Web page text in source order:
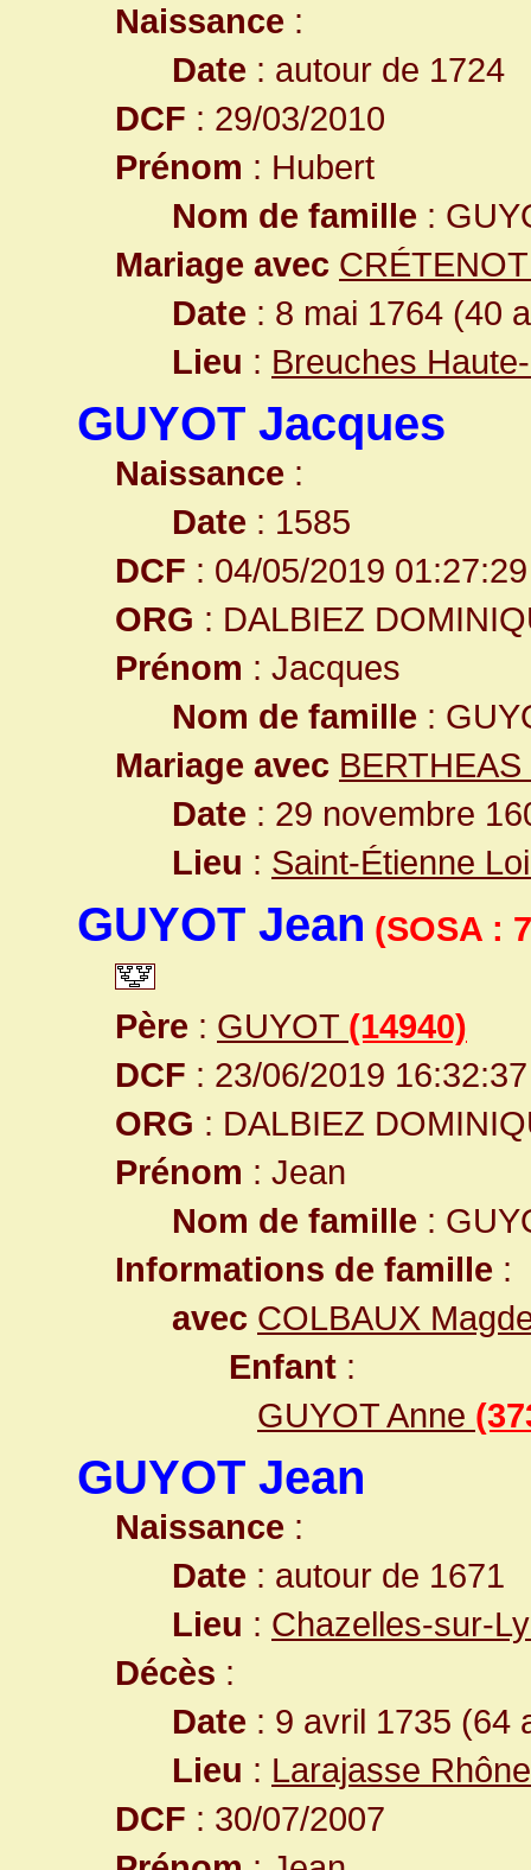
Naissance :
Date : autour de 1724
DCF : 29/03/2010
Prénom : Hubert
Nom de famille :
Mariage avec
Date : 8 mai 1764 (40
Lieu : Breuches
GUYOT Jacques
Naissance :
Date : 1585
DCF : 04/05/2019 01:27:29
ORG : DALBIEZ
Prénom : Jacques
Nom de famille :
Mariage avec
Date : 29 novembre
Lieu : Saint-Étienne
GUYOT Jean (SOSA :
Père : GUYOT (14940)
DCF : 23/06/2019 16:32:37
ORG : DALBIEZ
Prénom : Jean
Nom de famille :
Informations de famille :
avec COLBAUX
Enfant :
GUYOT Anne
GUYOT Jean
Naissance :
Date : autour de 1671
Lieu : Chazelles-sur-
Décès :
Date : 9 avril 1735 (64
Lieu : Larajasse
DCF : 30/07/2007